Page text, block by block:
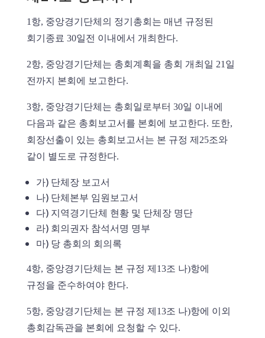
1항, 중앙경기단체의 정기총회는 매년 규정된
회기종료 30일전 이내에서 개최한다.
2항, 중앙경기단체는 총회계획을 총회 개최일 21일
전까지 본회에 보고한다.
3항, 중앙경기단체는 총회일로부터 30일 이내에
다음과 같은 총회보고서를 본회에 보고한다. 또한,
회장선출이 있는 총회보고서는 본 규정 제25조와
같이 별도로 규정한다.
가) 단체장 보고서
나) 단체본부 임원보고서
다) 지역경기단체 현황 및 단체장 명단
라) 회의권자 참석서명 명부
마) 당 총회의 회의록
4항, 중앙경기단체는 본 규정 제13조 나)항에
규정을 준수하여야 한다.
5항, 중앙경기단체는 본 규정 제13조 나)항에 이외
총회감독관을 본회에 요청할 수 있다.